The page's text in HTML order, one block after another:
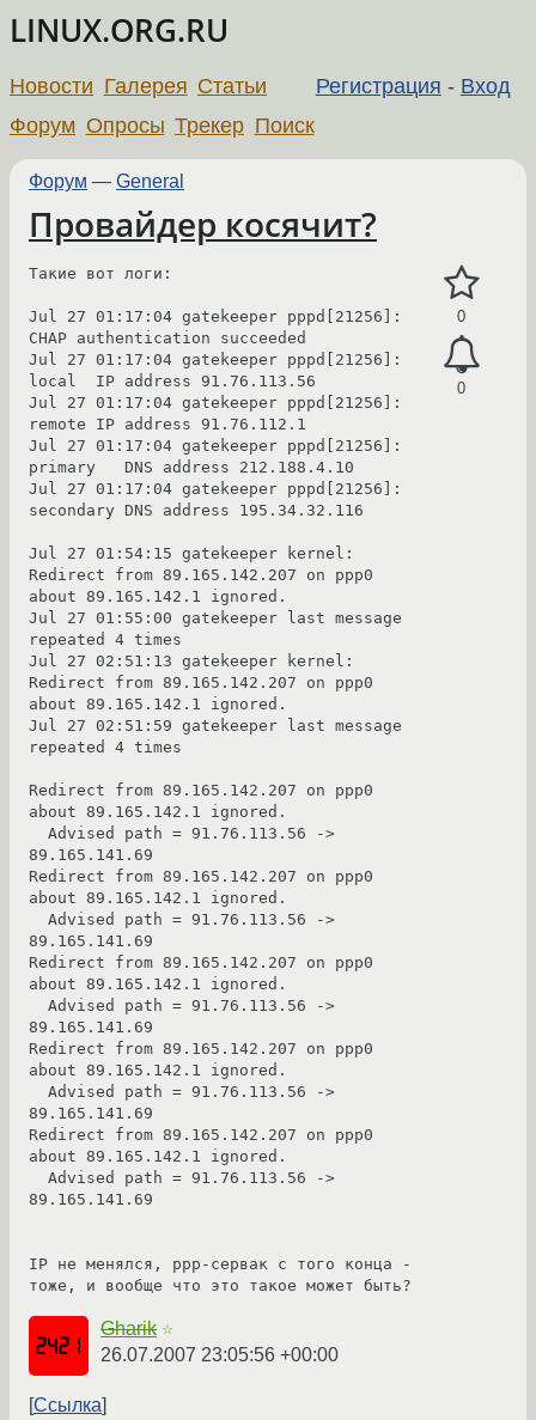
LINUX.ORG.RU
Регистрация - Вход
Новости Галерея Статьи
Форум Опросы Трекер Поиск
Форум — General
Провайдер косячит?
0
0
Такие вот логи:
Jul 27 01:17:04 gatekeeper pppd[21256]:
CHAP authentication succeeded
Jul 27 01:17:04 gatekeeper pppd[21256]:
local  IP address 91.76.113.56
Jul 27 01:17:04 gatekeeper pppd[21256]:
remote IP address 91.76.112.1
Jul 27 01:17:04 gatekeeper pppd[21256]:
primary   DNS address 212.188.4.10
Jul 27 01:17:04 gatekeeper pppd[21256]:
secondary DNS address 195.34.32.116
Jul 27 01:54:15 gatekeeper kernel:
Redirect from 89.165.142.207 on ppp0
about 89.165.142.1 ignored.
Jul 27 01:55:00 gatekeeper last message
repeated 4 times
Jul 27 02:51:13 gatekeeper kernel:
Redirect from 89.165.142.207 on ppp0
about 89.165.142.1 ignored.
Jul 27 02:51:59 gatekeeper last message
repeated 4 times
Redirect from 89.165.142.207 on ppp0
about 89.165.142.1 ignored.
89.165.141.69
Redirect from 89.165.142.207 on ppp0
about 89.165.142.1 ignored.
89.165.141.69
Redirect from 89.165.142.207 on ppp0
about 89.165.142.1 ignored.
89.165.141.69
Redirect from 89.165.142.207 on ppp0
about 89.165.142.1 ignored.
89.165.141.69
Redirect from 89.165.142.207 on ppp0
about 89.165.142.1 ignored.
89.165.141.69
IP не менялся, ppp-сервак с того конца -
Gharik ☆
26.07.2007 23:05:56 +00:00
Ссылка